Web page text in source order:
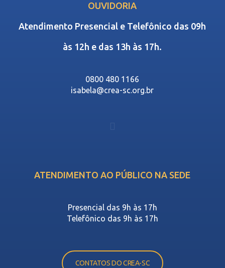
OUVIDORIA
Atendimento Presencial e Telefônico das 09h
às 12h e das 13h às 17h.
0800 480 1166
isabela@crea-sc.org.br
ATENDIMENTO AO PÚBLICO NA SEDE
Presencial das 9h às 17h
Telefônico das 9h às 17h
CONTATOS DO CREA-SC